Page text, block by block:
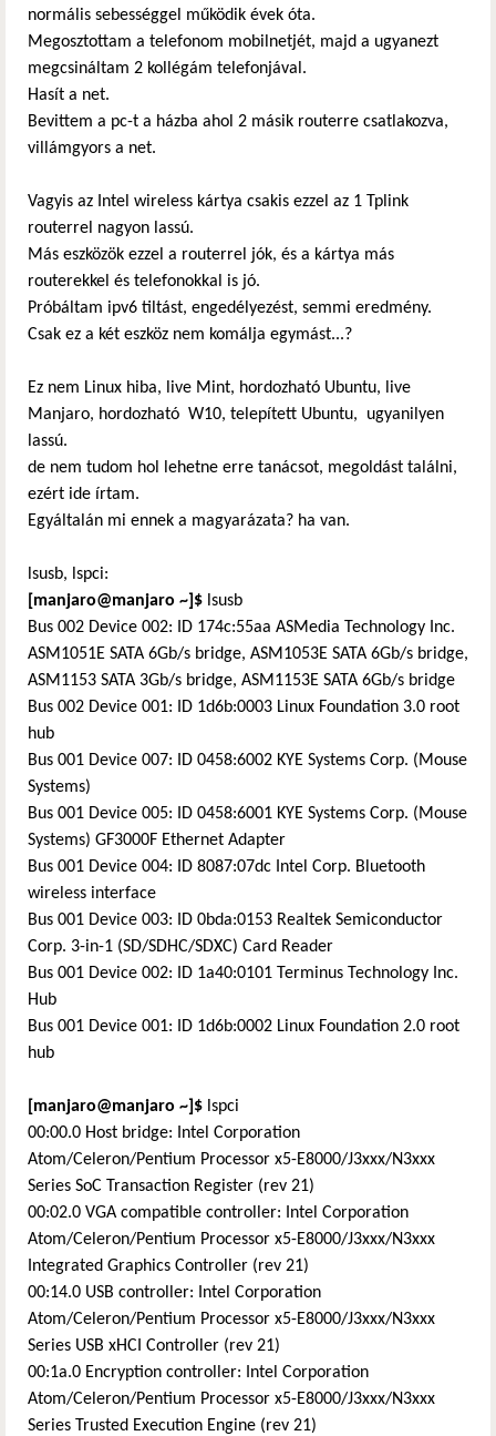
normális sebességgel működik évek óta.
Megosztottam a telefonom mobilnetjét, majd a ugyanezt
megcsináltam 2 kollégám telefonjával.
Hasít a net.
Bevittem a pc-t a házba ahol 2 másik routerre csatlakozva,
villámgyors a net.
Vagyis az Intel wireless kártya csakis ezzel az 1 Tplink
routerrel nagyon lassú.
Más eszközök ezzel a routerrel jók, és a kártya más
routerekkel és telefonokkal is jó.
Próbáltam ipv6 tiltást, engedélyezést, semmi eredmény.
Csak ez a két eszköz nem komálja egymást...?
Ez nem Linux hiba, live Mint, hordozható Ubuntu, live
Manjaro, hordozható W10, telepített Ubuntu, ugyanilyen
lassú.
de nem tudom hol lehetne erre tanácsot, megoldást találni,
ezért ide írtam.
Egyáltalán mi ennek a magyarázata? ha van.
lsusb, lspci:
[manjaro@manjaro ~ ]$ lsusb
Bus 002 Device 002: ID 174c:55aa ASMedia Technology Inc.
ASM1051E SATA 6Gb/s bridge, ASM1053E SATA 6Gb/s bridge,
ASM1153 SATA 3Gb/s bridge, ASM1153E SATA 6Gb/s bridge
Bus 002 Device 001: ID 1d6b:0003 Linux Foundation 3.0 root
hub
Bus 001 Device 007: ID 0458:6002 KYE Systems Corp. (Mouse
Systems)
Bus 001 Device 005: ID 0458:6001 KYE Systems Corp. (Mouse
Systems) GF3000F Ethernet Adapter
Bus 001 Device 004: ID 8087:07dc Intel Corp. Bluetooth
wireless interface
Bus 001 Device 003: ID 0bda:0153 Realtek Semiconductor
Corp. 3-in-1 (SD/SDHC/SDXC) Card Reader
Bus 001 Device 002: ID 1a40:0101 Terminus Technology Inc.
Hub
Bus 001 Device 001: ID 1d6b:0002 Linux Foundation 2.0 root
hub
[manjaro@manjaro ~ ]$ lspci
00:00.0 Host bridge: Intel Corporation
Atom/Celeron/Pentium Processor x5-E8000/J3xxx/N3xxx
Series SoC Transaction Register (rev 21)
00:02.0 VGA compatible controller: Intel Corporation
Atom/Celeron/Pentium Processor x5-E8000/J3xxx/N3xxx
Integrated Graphics Controller (rev 21)
00:14.0 USB controller: Intel Corporation
Atom/Celeron/Pentium Processor x5-E8000/J3xxx/N3xxx
Series USB xHCI Controller (rev 21)
00:1a.0 Encryption controller: Intel Corporation
Atom/Celeron/Pentium Processor x5-E8000/J3xxx/N3xxx
Series Trusted Execution Engine (rev 21)